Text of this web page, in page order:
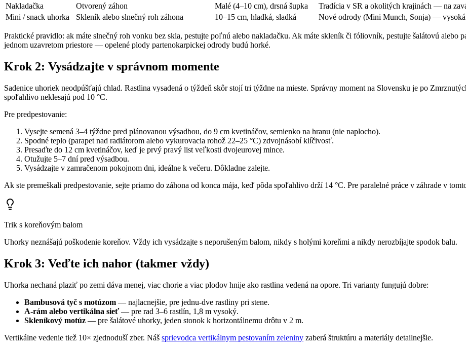
Nakladačka
Otvorený záhon Malé (4–10 cm), drsná šupka
Tradícia v SR a okolitých krajinách — na
Mini / snack uhorka
Skleník alebo slnečný roh záhona 10–15 cm, hladká, sladká Nové odrody (Mini Munch, Sonja) — vysoká
Praktické pravidlo: ak máte slnečný roh vonku bez skla, pestujte poľnú alebo nakladačku. Ak máte skleník či fóliovník, pestujte šalátovú alebo
jednom uzavretom priestore — opelené plody partenokarpickej odrody budú horké.
Krok 2: Vysádzajte v správnom momente
Sadenice uhoriek neodpúšťajú chlad. Rastlina vysadená o týždeň skôr stojí tri týždne na mieste. Správny moment na Slovensku je po
spoľahlivo neklesajú pod 10 °C.
Pre predpestovanie:
Vysejte semená 3–4 týždne pred plánovanou výsadbou, do 9 cm kvetináčov, semienko na hranu (nie naplocho).
Spodné teplo (parapet nad radiátorom alebo vykurovacia rohož 22–25 °C) zdvojnásobí klíčivosť.
Presaďte do 12 cm kvetináčov, keď je prvý pravý list veľkosti dvojeurovej mince.
Otužujte 5–7 dní pred výsadbou.
Vysádzajte v zamračenom pokojnom dni, ideálne k večeru. Dôkladne zalejte.
Ak ste premeškali predpestovanie, sejte priamo do záhona od konca mája, keď pôda spoľahlivo drží 14 °C. Pre paralelné práce v záhrade v
Trik s koreňovým balom
Uhorky neznášajú poškodenie koreňov. Vždy ich vysádzajte s neporušeným balom, nikdy s holými koreňmi a nikdy nerozbíjajte spodok balu.
Krok 3: Veďte ich nahor (takmer vždy)
Uhorka nechaná plaziť po zemi dáva menej, viac chorie a viac plodov hnije ako rastlina vedená na opore. Tri varianty fungujú dobre:
Bambusová tyč s motúzom — najlacnejšie, pre jednu-dve rastliny pri stene.
A-rám alebo vertikálna sieť— pre rad 3–6 rastlín, 1,8 m vysoký.
Skleníkový motúz — pre šalátové uhorky, jeden stonok k horizontálnemu drôtu v 2 m.
Vertikálne vedenie tiež 10× zjednoduší zber. Náš sprievodca vertikálnym pestovaním zeleniny zaberá štruktúru a materiály detailnejšie.